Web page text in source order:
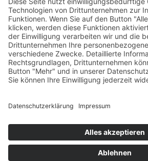
Video
News
Wetter
© Hotel Kristall*** Impressum
CIN: IT021074A14BBYGR6Y
powered by